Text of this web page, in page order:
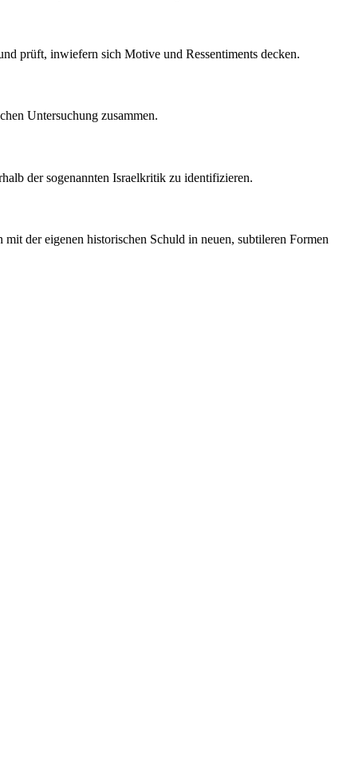
prüft, inwiefern sich Motive und Ressentiments decken.
Untersuchung zusammen.
der sogenannten Israelkritik zu identifizieren.
der eigenen historischen Schuld in neuen, subtileren Formen